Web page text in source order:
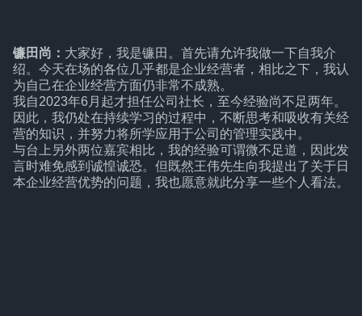
镰田尚： 大家好，我是镰田。首先请允许我做一下自我介
绍。今天在场的各位几乎都是企业经营者，相比之下，我认
为自己在企业经营方面仍非常不成熟。
我自2023年6月起才担任公司社长，至今经验尚不足两年。
因此，我仍处在持续学习的过程中，不断思考和吸收有关经
营的知识，并努力将所学应用于公司的管理实践中。
与台上另外两位嘉宾相比，我的经验可谓微不足道，因此发
言时难免感到诚惶诚恐。但既然王伟先生向我提出了关于日
本企业经营优势的问题，我也愿意就此分享一些个人看法。